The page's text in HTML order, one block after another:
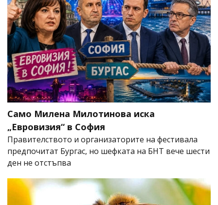
Само Милена Милотинова иска
„Евровизия“ в София
Правителството и организаторите на фестивала
предпочитат Бургас, но шефката на БНТ вече шести
ден не отстъпва